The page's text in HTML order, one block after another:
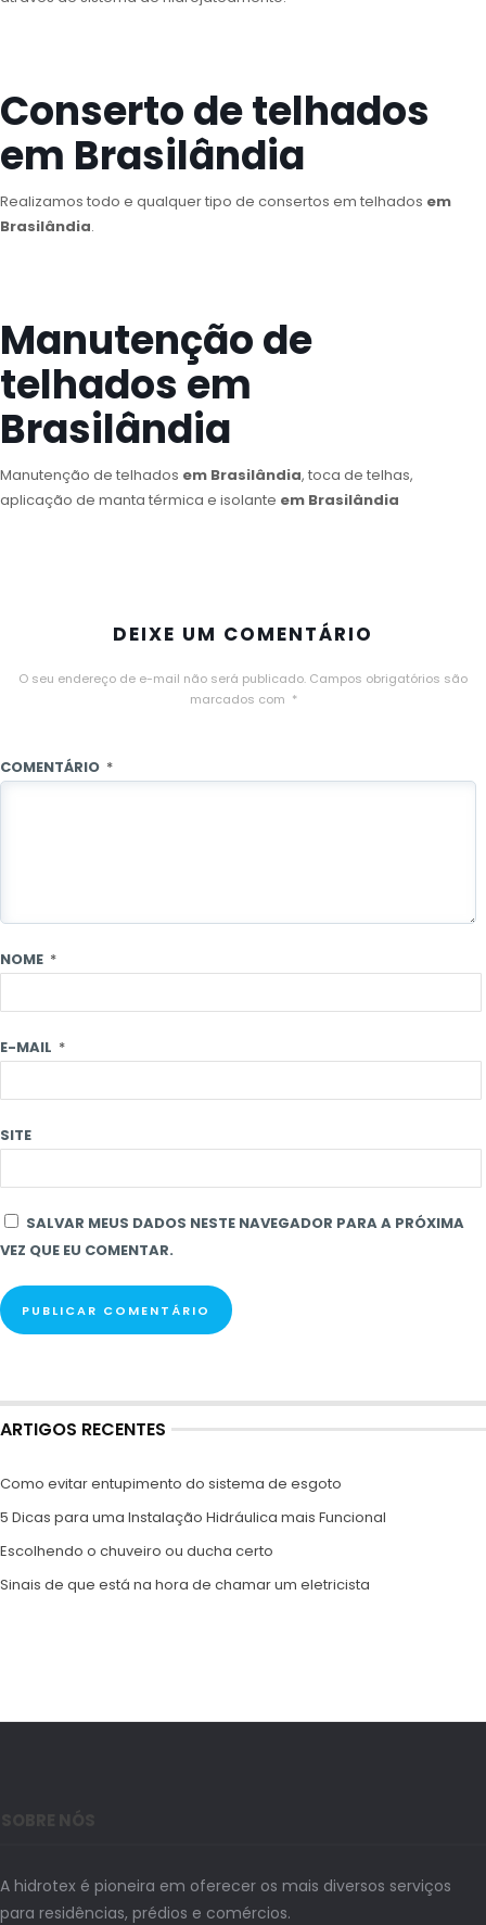
Conserto de telhados
em Brasilândia
Realizamos todo e qualquer tipo de consertos em telhados em
Brasilândia.
Manutenção de
telhados em
Brasilândia
Manutenção de telhados em Brasilândia, toca de telhas,
aplicação de manta térmica e isolante em Brasilândia
DEIXE UM COMENTÁRIO
O seu endereço de e-mail não será publicado. Campos obrigatórios são
marcados com *
COMENTÁRIO *
NOME *
E-MAIL *
SITE
SALVAR MEUS DADOS NESTE NAVEGADOR PARA A PRÓXIMA
VEZ QUE EU COMENTAR.
ARTIGOS RECENTES
Como evitar entupimento do sistema de esgoto
5 Dicas para uma Instalação Hidráulica mais Funcional
Escolhendo o chuveiro ou ducha certo
Sinais de que está na hora de chamar um eletricista
A hidrotex é pioneira em oferecer os mais diversos serviços
para residências, prédios e comércios.